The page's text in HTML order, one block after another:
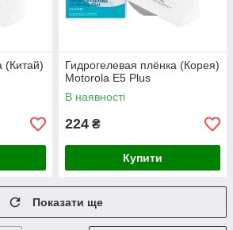
(Китай)
Гидрогелевая плёнка (Корея)
Motorola E5 Plus
В наявності
224 ₴
Купити
Показати ще